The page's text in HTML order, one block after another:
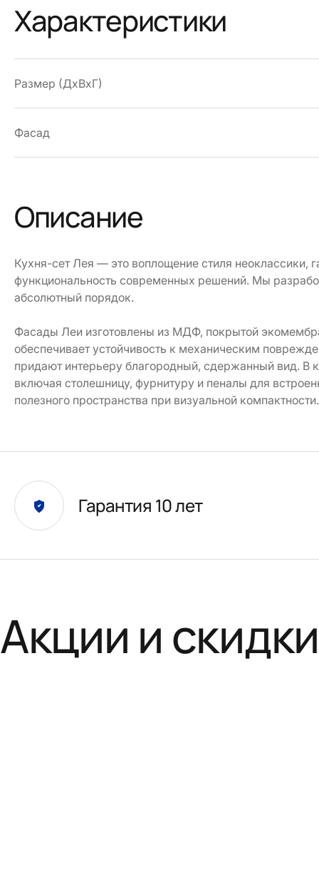
Характеристики
Размер (ДхВхГ)
Фасад
Описание
Кухня-сет Лея — это воплощение стиля неоклассики,
функциональность современных решений. Мы
абсолютный порядок.
Фасады Леи изготовлены из МДФ, покрытой
обеспечивает устойчивость к механическим
придают интерьеру благородный, сдержанный вид. В
включая столешницу, фурнитуру и пеналы для
полезного пространства при визуальной компактности.
Гарантия 10 лет
Акции и скидки